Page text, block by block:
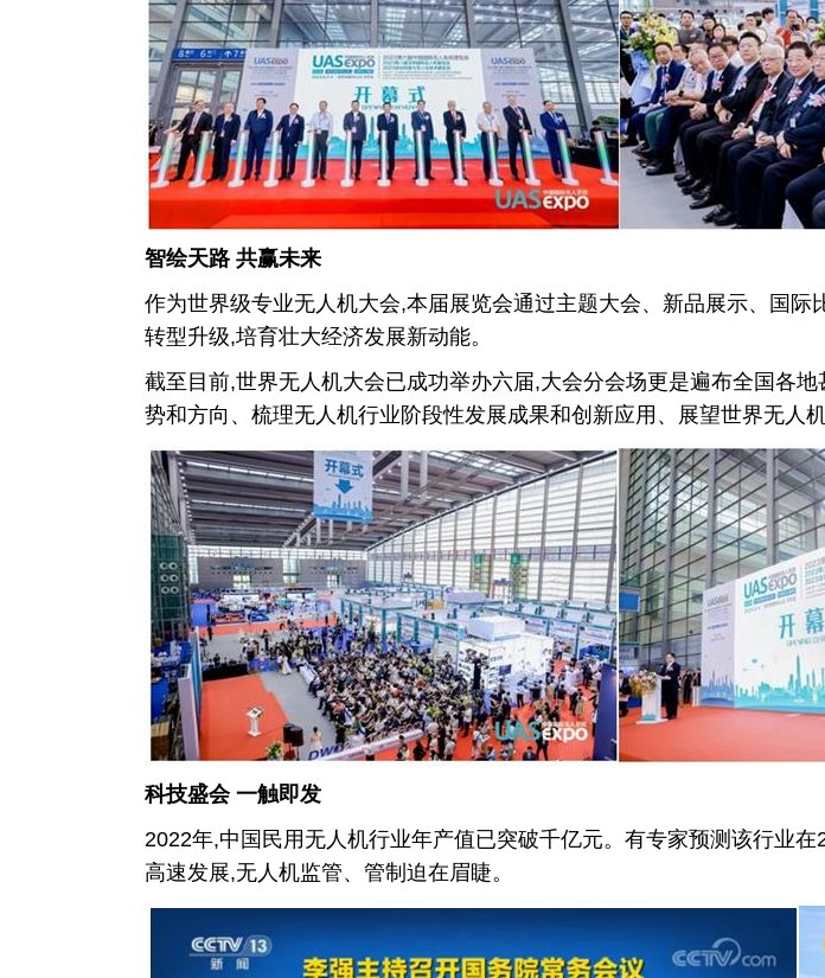
智绘天路 共赢未来
作为世界级专业无人机大会,本届展览会通过主题大会、新品展示、国
转型升级,培育壮大经济发展新动能。
截至目前,世界无人机大会已成功举办六届,大会分会场更是遍布全国各
势和方向、梳理无人机行业阶段性发展成果和创新应用、展望世界无人
科技盛会 一触即发
2022年,中国民用无人机行业年产值已突破千亿元。有专家预测该行业
高速发展,无人机监管、管制迫在眉睫。